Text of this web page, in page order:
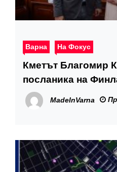
Варна На Фокус
Кметът Благомир
посланика на
големият ресурс
младите хора, най-
MadeInVarna